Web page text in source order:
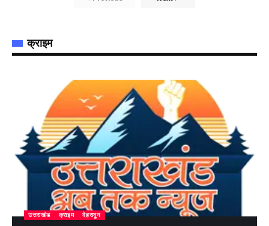
क्राइम
उत्तराखंड क्राइम देहरादून